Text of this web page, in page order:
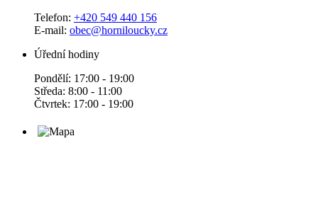
Telefon: +420 549 440 156
E-mail: obec@horniloucky.cz
Úřední hodiny
Pondělí: 17:00 - 19:00
Středa: 8:00 - 11:00
Čtvrtek: 17:00 - 19:00